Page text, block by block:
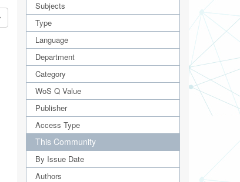
Subjects
Type
Language
Department
Category
WoS Q Value
Publisher
Access Type
This Community
By Issue Date
Authors